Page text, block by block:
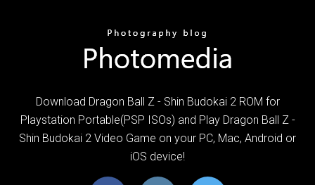
Download Dragon Ball Z - Shin Budokai 2 ROM for
Playstation Portable(PSP ISOs) and Play Dragon Ball Z -
Shin Budokai 2 Video Game on your PC, Mac, Android or
iOS device!